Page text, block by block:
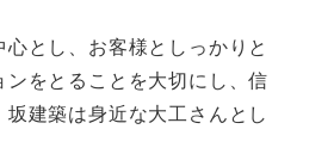
とし、お客様としっかりと
ンをとることを大切にし、信
建築は身近な大工さんとし